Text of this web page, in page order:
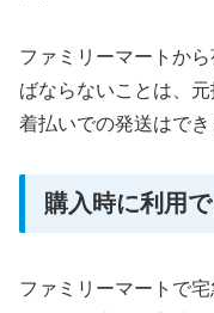
ファミリーマートか
ばならないことは、
着払いでの発送はでき
購入時に利用
ファミリーマートで